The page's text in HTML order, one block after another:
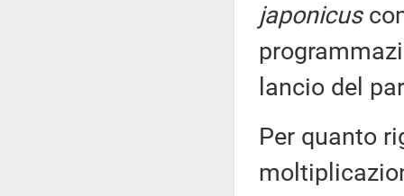
japonicus
lancio del
Per quanto